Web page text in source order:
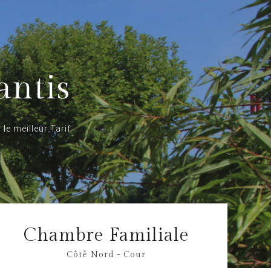
le meilleur Tarif
Chambre Familiale
Côté Nord - Cour